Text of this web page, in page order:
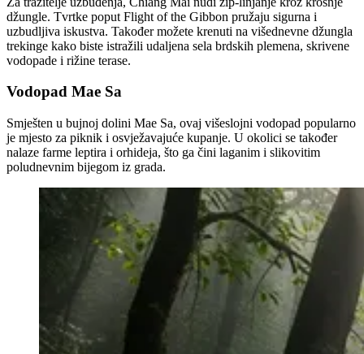
džungle. Tvrtke poput Flight of the Gibbon pružaju sigurna i
uzbudljiva iskustva. Također možete krenuti na višednevne džungla
trekinge kako biste istražili udaljena sela brdskih plemena, skrivene
vodopade i rižine terase.
Vodopad Mae Sa
Smješten u bujnoj dolini Mae Sa, ovaj višeslojni vodopad popularno
je mjesto za piknik i osvježavajuće kupanje. U okolici se također
nalaze farme leptira i orhideja, što ga čini laganim i slikovitim
poludnevnim bijegom iz grada.